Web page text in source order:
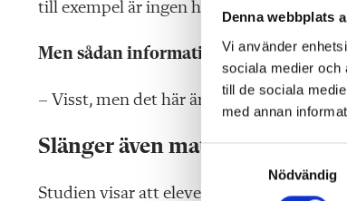
Denna webbplats
Vi använder
sociala medier och
till de sociala
med annan
S
m
Nödvändig
till exempel är ingen höjdare.
Men sådan information kan väl
– Visst, men det här är mer träffsäkert.
Slänger även mat de gillar
Studien visar att eleverna slänger något